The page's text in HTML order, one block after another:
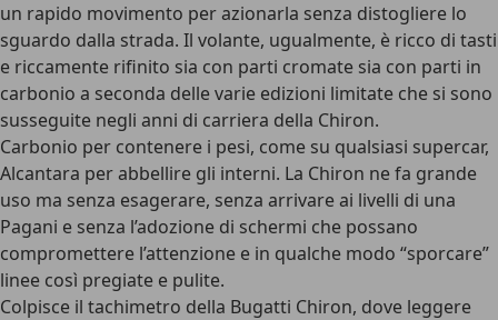
un rapido movimento per azionarla senza distogliere lo
sguardo dalla strada. Il volante, ugualmente, è ricco di tasti
e riccamente rifinito sia con parti cromate sia con parti in
carbonio a seconda delle varie edizioni limitate che si sono
susseguite negli anni di carriera della Chiron.
Carbonio per contenere i pesi, come su qualsiasi supercar,
Alcantara per abbellire gli interni. La Chiron ne fa grande
uso ma senza esagerare, senza arrivare ai livelli di una
Pagani e senza l’adozione di schermi che possano
compromettere l’attenzione e in qualche modo “sporcare”
linee così pregiate e pulite.
Colpisce il tachimetro della Bugatti Chiron, dove leggere